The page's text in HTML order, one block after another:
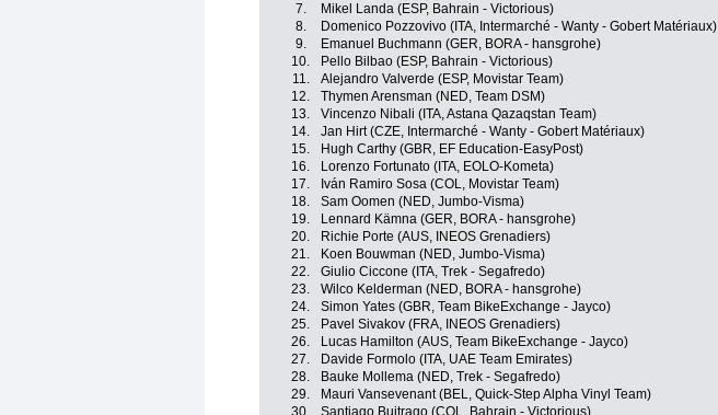
7.
Mikel Landa (ESP, Bahrain - Victorious)
8.
Domenico Pozzovivo (ITA, Intermarché - Wanty - Gobert Matériaux)
9.
Emanuel Buchmann (GER, BORA - hansgrohe)
10.
Pello Bilbao (ESP, Bahrain - Victorious)
11.
Alejandro Valverde (ESP, Movistar Team)
12.
Thymen Arensman (NED, Team DSM)
13.
Vincenzo Nibali (ITA, Astana Qazaqstan Team)
14.
Jan Hirt (CZE, Intermarché - Wanty - Gobert Matériaux)
15.
Hugh Carthy (GBR, EF Education-EasyPost)
16.
Lorenzo Fortunato (ITA, EOLO-Kometa)
17.
Iván Ramiro Sosa (COL, Movistar Team)
18.
Sam Oomen (NED, Jumbo-Visma)
19.
Lennard Kämna (GER, BORA - hansgrohe)
20.
Richie Porte (AUS, INEOS Grenadiers)
21.
Koen Bouwman (NED, Jumbo-Visma)
22.
Giulio Ciccone (ITA, Trek - Segafredo)
23.
Wilco Kelderman (NED, BORA - hansgrohe)
24.
Simon Yates (GBR, Team BikeExchange - Jayco)
25.
Pavel Sivakov (FRA, INEOS Grenadiers)
26.
Lucas Hamilton (AUS, Team BikeExchange - Jayco)
27.
Davide Formolo (ITA, UAE Team Emirates)
28.
Bauke Mollema (NED, Trek - Segafredo)
29.
Mauri Vansevenant (BEL, Quick-Step Alpha Vinyl Team)
30.
Santiago Buitrago (COL, Bahrain - Victorious)